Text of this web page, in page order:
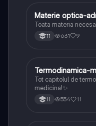
Fizică
Materie optica-
Toata materia
11 631 9
Fizică
Termodinamica-
Tot capitolul de
medicina!✨
11 554 11